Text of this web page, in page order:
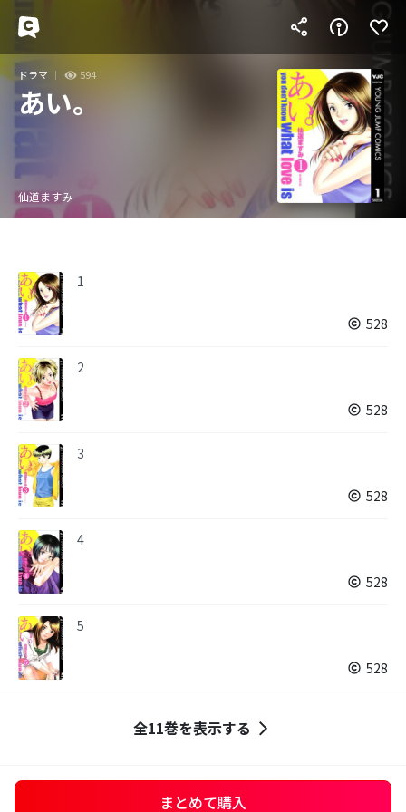
ドラマ 594
あい。
仙道ますみ
1
528
2
528
3
528
4
528
5
528
全11巻を表示する
まとめて購入